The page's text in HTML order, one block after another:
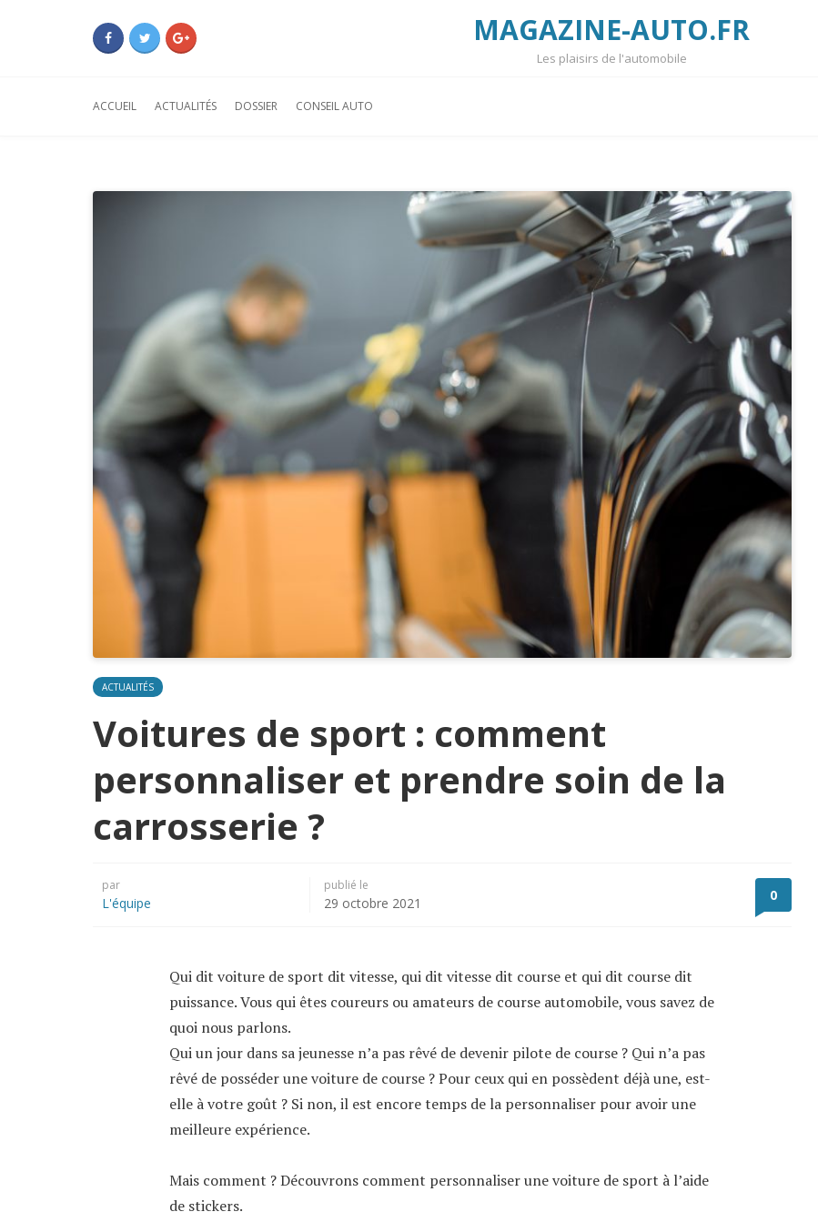
MAGAZINE-AUTO.FR
Les plaisirs de l'automobile
ACCUEIL ACTUALITÉS DOSSIER CONSEIL AUTO
ACTUALITÉS
Voitures de sport : comment
personnaliser et prendre soin de la
carrosserie ?
par
L'équipe
publié le
29 octobre 2021 0
Qui dit voiture de sport dit vitesse, qui dit vitesse dit course et qui dit course dit
puissance. Vous qui êtes coureurs ou amateurs de course automobile, vous savez de
quoi nous parlons.
Qui un jour dans sa jeunesse n’a pas rêvé de devenir pilote de course ? Qui n’a pas
rêvé de posséder une voiture de course ? Pour ceux qui en possèdent déjà une, est-
elle à votre goût ? Si non, il est encore temps de la personnaliser pour avoir une
meilleure expérience.
Mais comment ? Découvrons comment personnaliser une voiture de sport à l’aide
de stickers.